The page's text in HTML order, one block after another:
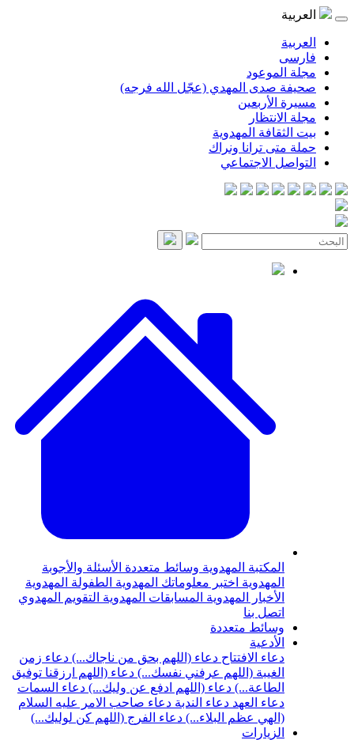
العربية
العربية
فارسی
مجلة الموعود
صحيفة صدى المهدي (عجّل الله فرجه)
مسيرة الأربعين
مجلة الانتظار
بيت الثقافة المهدوية
حملة متى ترانا ونراك
التواصل الاجتماعي
المكتبة المهدوية وسائط متعددة الأسئلة والأجوبة
المهدوية اختبر معلوماتك المهدوية الطفولة المهدوية
الأخبار المهدوية المسابقات المهدوية التقويم المهدوي
اتصل بنا
وسائط متعددة
الأدعية
دعاء الافتتاح دعاء (اللهم بحق من ناجاك...) دعاء زمن
الغيبة (اللهم عرفني نفسك...) دعاء (اللهم ارزقنا توفيق
الطاعة...) دعاء (اللهم ادفع عن وليك...) دعاء السمات
دعاء العهد دعاء الندبة دعاء صاحب الامر عليه السلام
(الهي عظم البلاء...) دعاء الفرج (اللهم كن لوليك...)
الزيارات